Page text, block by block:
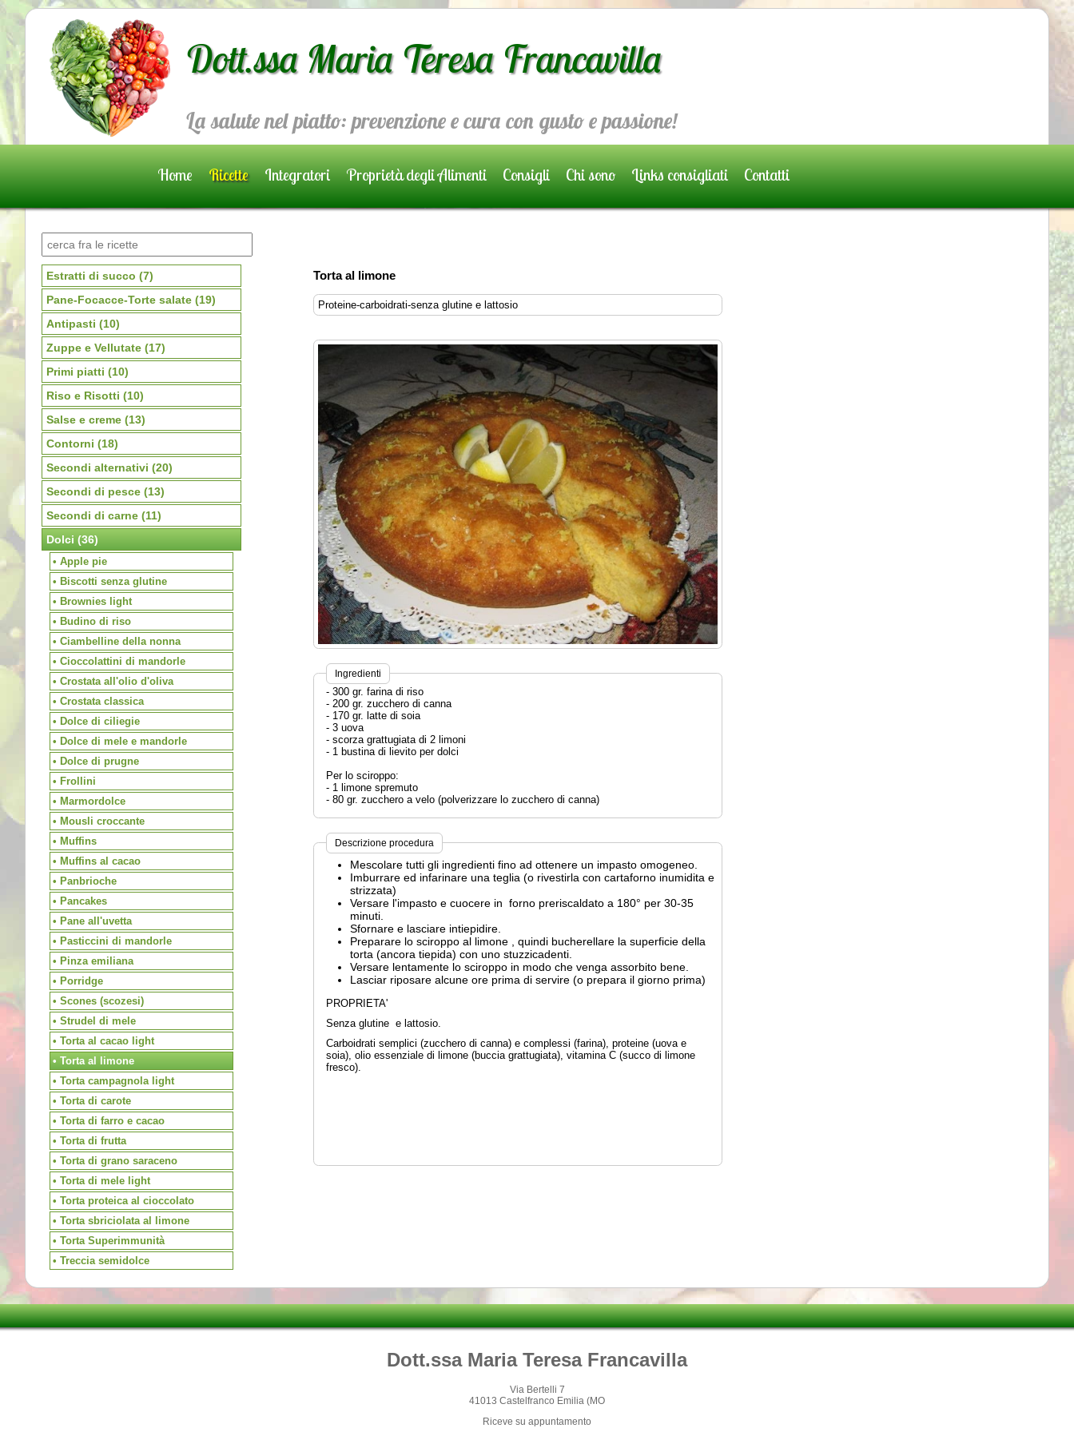
Dott.ssa Maria Teresa Francavilla
La salute nel piatto: prevenzione e cura con gusto e passione!
Home Ricette Integratori Proprietà degli Alimenti Consigli Chi sono Links consigliati Contatti
Prenota una visita
Estratti di succo (7)
Pane-Focacce-Torte salate (19)
Antipasti (10)
Zuppe e Vellutate (17)
Primi piatti (10)
Riso e Risotti (10)
Salse e creme (13)
Contorni (18)
Secondi alternativi (20)
Secondi di pesce (13)
Secondi di carne (11)
Dolci (36)
• Apple pie
• Biscotti senza glutine
• Brownies light
• Budino di riso
• Ciambelline della nonna
• Cioccolattini di mandorle
• Crostata all'olio d'oliva
• Crostata classica
• Dolce di ciliegie
• Dolce di mele e mandorle
• Dolce di prugne
• Frollini
• Marmordolce
• Mousli croccante
• Muffins
• Muffins al cacao
• Panbrioche
• Pancakes
• Pane all'uvetta
• Pasticcini di mandorle
• Pinza emiliana
• Porridge
• Scones (scozesi)
• Strudel di mele
• Torta al cacao light
• Torta al limone
• Torta campagnola light
• Torta di carote
• Torta di farro e cacao
• Torta di frutta
• Torta di grano saraceno
• Torta di mele light
• Torta proteica al cioccolato
• Torta sbriciolata al limone
• Torta Superimmunità
• Treccia semidolce
Torta al limone
Proteine-carboidrati-senza glutine e lattosio
Ingredienti
- 300 gr. farina di riso
- 200 gr. zucchero di canna
- 170 gr. latte di soia
- 3 uova
- scorza grattugiata di 2 limoni
- 1 bustina di lievito per dolci
Per lo sciroppo:
- 1 limone spremuto
- 80 gr. zucchero a velo (polverizzare lo zucchero di canna)
Descrizione procedura
Mescolare tutti gli ingredienti fino ad ottenere un impasto omogeneo.
Imburrare ed infarinare una teglia (o rivestirla con cartaforno inumidita e
strizzata)
Versare l'impasto e cuocere in forno preriscaldato a 180° per 30-35
minuti.
Sfornare e lasciare intiepidire.
Preparare lo sciroppo al limone , quindi bucherellare la superficie della
torta (ancora tiepida) con uno stuzzicadenti.
Versare lentamente lo sciroppo in modo che venga assorbito bene.
Lasciar riposare alcune ore prima di servire (o prepara il giorno prima)
PROPRIETA'
Senza glutine e lattosio.
Carboidrati semplici (zucchero di canna) e complessi (farina), proteine (uova e
soia), olio essenziale di limone (buccia grattugiata), vitamina C (succo di limone
fresco).
Dott.ssa Maria Teresa Francavilla
Via Bertelli 7
41013 Castelfranco Emilia (MO
Riceve su appuntamento